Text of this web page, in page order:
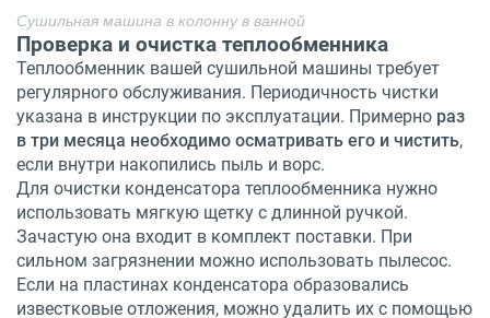
Сушильная машина в колонну в ванной
Проверка и очистка теплообменника
Теплообменник вашей сушильной машины требует
регулярного обслуживания. Периодичность чистки
указана в инструкции по эксплуатации. Примерно раз
в три месяца необходимо осматривать его и чистить,
если внутри накопились пыль и ворс.
Для очистки конденсатора теплообменника нужно
использовать мягкую щетку с длинной ручкой.
Зачастую она входит в комплект поставки. При
сильном загрязнении можно использовать пылесос.
Если на пластинах конденсатора образовались
известковые отложения, можно удалить их с помощью